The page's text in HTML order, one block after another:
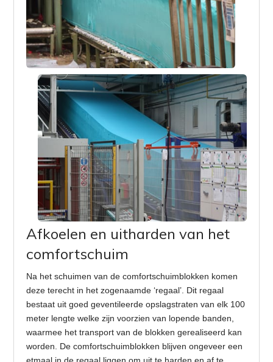
Afkoelen en uitharden van het
comfortschuim
Na het schuimen van de comfortschuimblokken komen
deze terecht in het zogenaamde ‘regaal’. Dit regaal
bestaat uit goed geventileerde opslagstraten van elk 100
meter lengte welke zijn voorzien van lopende banden,
waarmee het transport van de blokken gerealiseerd kan
worden. De comfortschuimblokken blijven ongeveer een
etmaal in de regaal liggen om uit te harden en af te